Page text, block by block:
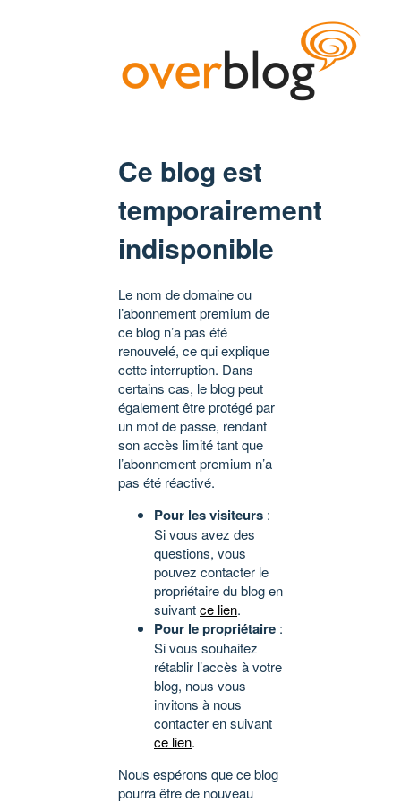
Ce blog est
temporairement
indisponible
Le nom de domaine ou
l’abonnement premium de
ce blog n’a pas été
renouvelé, ce qui explique
cette interruption. Dans
certains cas, le blog peut
également être protégé par
un mot de passe, rendant
son accès limité tant que
l’abonnement premium n’a
pas été réactivé.
Pour les visiteurs :
Si vous avez des
questions, vous
pouvez contacter le
propriétaire du blog en
suivantce lien.
Pour le propriétaire :
Si vous souhaitez
rétablir l’accès à votre
blog, nous vous
invitons à nous
contacter en suivant
ce lien.
Nous espérons que ce blog
pourra être de nouveau